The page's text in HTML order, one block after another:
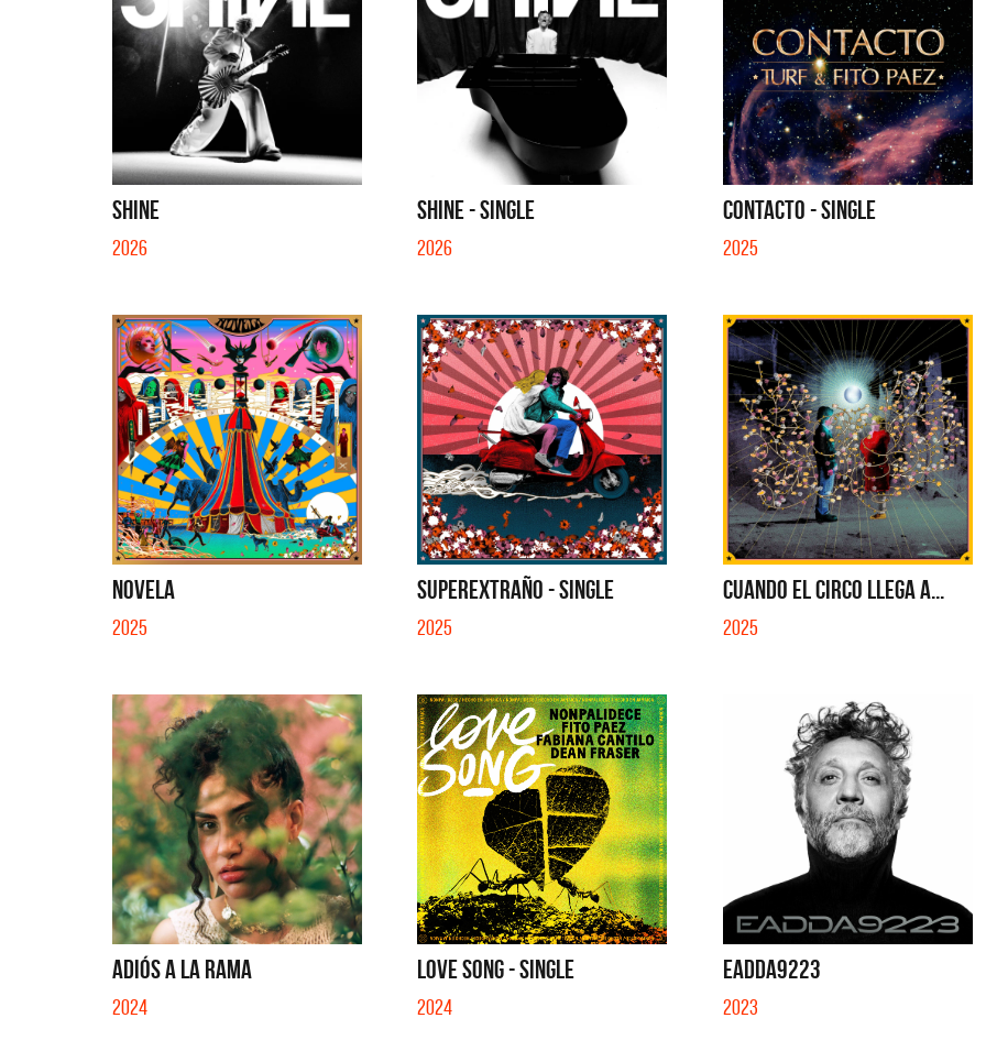
SHINE
2026
SHINE - SINGLE
2026
CONTACTO - SINGLE
2025
NOVELA
2025
SUPEREXTRAÑO - SINGLE
2025
CUANDO EL CIRCO LLEGA A...
2025
ADIÓS A LA RAMA
2024
LOVE SONG - SINGLE
2024
EADDA9223
2023